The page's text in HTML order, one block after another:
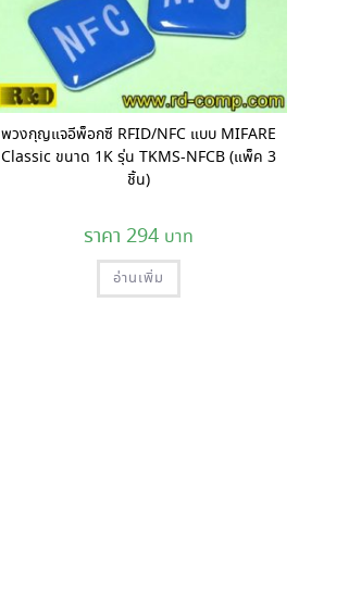
พวงกุญแจอีพ็อกซี RFID/NFC แบบ MIFARE
Classic ขนาด 1K รุ่น TKMS-NFCB (แพ็ค 3
ชิ้น)
294
อ่านเพิ่ม